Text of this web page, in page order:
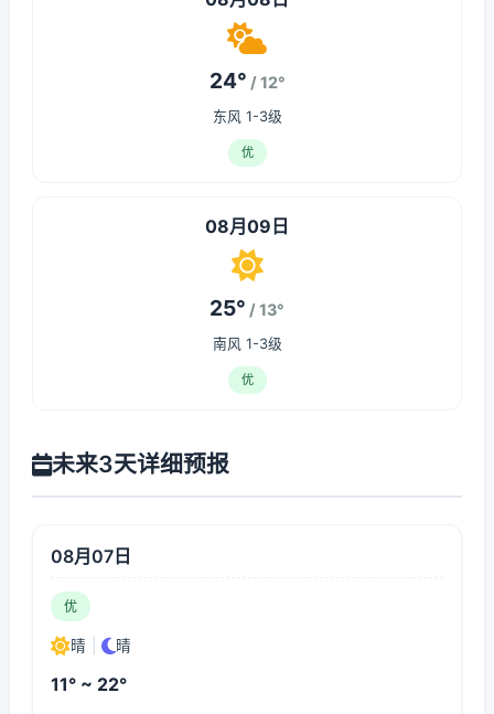
24° / 12°
东风 1-3级
优
08月09日
25° / 13°
南风 1-3级
优
未来3天详细预报
08月07日
优
晴 晴
11° ~ 22°